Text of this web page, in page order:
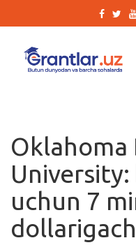
Ishlar
Kurslar
Blog
Yana
Oklahoma
uchun 7